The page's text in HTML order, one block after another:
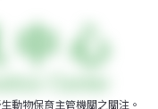
動物保育主管機關之關注。